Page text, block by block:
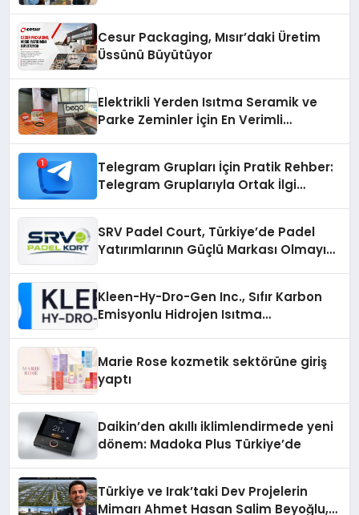
Cesur Packaging, Mısır’daki Üretim
Üssünü Büyütüyor
Elektrikli Yerden Isıtma Seramik ve
Parke Zeminler İçin En Verimli
Telegram Grupları İçin Pratik Rehber:
Telegram Gruplarıyla Ortak İlgi
SRV Padel Court, Türkiye’de Padel
Yatırımlarının Güçlü Markası Olmayı
Kleen-Hy-Dro-Gen Inc., Sıfır Karbon
Emisyonlu Hidrojen Isıtma
Marie Rose kozmetik sektörüne giriş
yaptı
Daikin’den akıllı iklimlendirmede yeni
dönem: Madoka Plus Türkiye’de
Türkiye ve Irak’taki Dev Projelerin
Mimarı Ahmet Hasan Salim Beyoğlu,